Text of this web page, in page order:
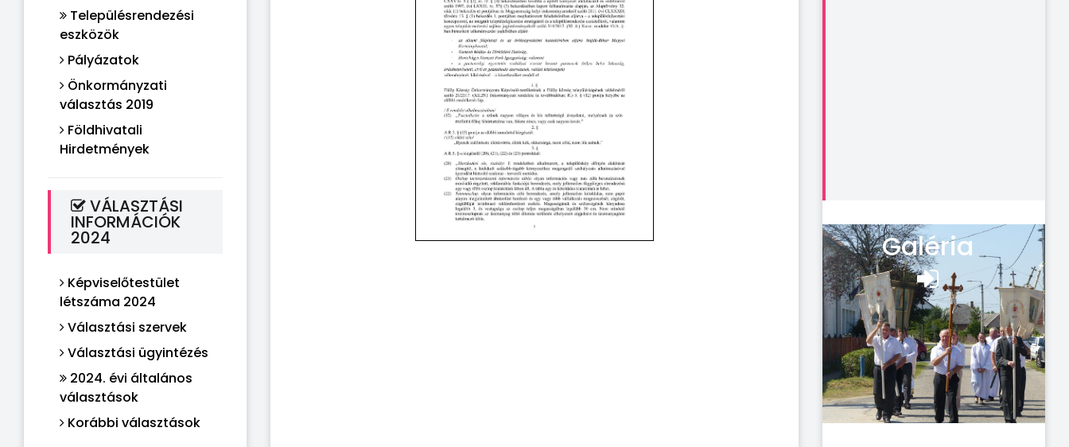
Településrendezési
eszközök
Pályázatok
Önkormányzati
választás 2019
Földhivatali
Hirdetmények
VÁLASZTÁSI
INFORMÁCIÓK
2024
Képviselőtestület
létszáma 2024
Választási szervek
Választási ügyintézés
2024. évi általános
választások
Korábbi választások
Galéria